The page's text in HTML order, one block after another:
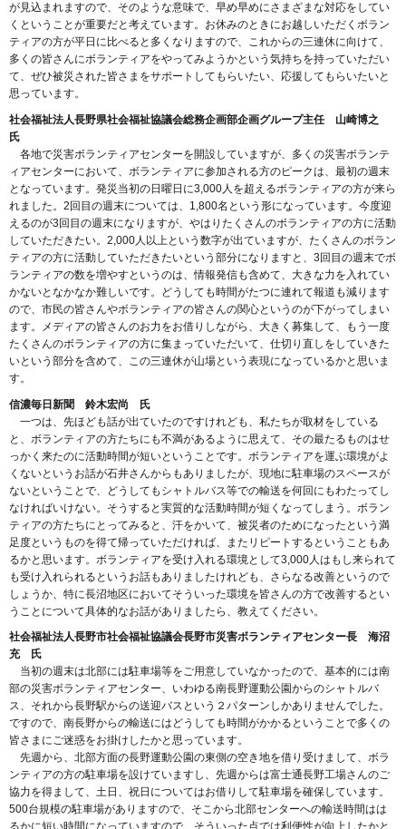
が見込まれますので、そのような意味で、早め早めにさまざまな対応をしてい
くということが重要だと考えています。お休みのときにお越しいただくボラン
ティアの方が平日に比べると多くなりますので、これからの三連休に向けて、
多くの皆さんにボランティアをやってみようかという気持ちを持っていただい
て、ぜひ被災された皆さまをサポートしてもらいたい、応援してもらいたいと
思っています。
社会福祉法人長野県社会福祉協議会総務企画部企画グループ主任 山崎博之
氏
各地で災害ボランティアセンターを開設していますが、多くの災害ボランテ
ィアセンターにおいて、ボランティアに参加される方のピークは、最初の週末
となっています。発災当初の日曜日に3,000人を超えるボランティアの方が来ら
れました。2回目の週末については、1,800名という形になっています。今度迎
えるのが3回目の週末になりますが、やはりたくさんのボランティアの方に活動
していただきたい。2,000人以上という数字が出ていますが、たくさんのボラン
ティアの方に活動していただきたいという部分になりますと、3回目の週末でボ
ランティアの数を増やすというのは、情報発信も含めて、大きな力を入れてい
かないとなかなか難しいです。どうしても時間がたつに連れて報道も減ります
ので、市民の皆さんやボランティアの皆さんの関心というのが下がってしまい
ます。メディアの皆さんのお力をお借りしながら、大きく募集して、もう一度
たくさんのボランティアの方に集まっていただいて、仕切り直しをしていきた
いという部分を含めて、この三連休が山場という表現になっているかと思いま
す。
信濃毎日新聞 鈴木宏尚 氏
一つは、先ほども話が出ていたのですけれども、私たちが取材をしている
と、ボランティアの方たちにも不満があるように思えて、その最たるものはせ
っかく来たのに活動時間が短いということです。ボランティアを運ぶ環境がよ
くないというお話が石井さんからもありましたが、現地に駐車場のスペースが
ないということで、どうしてもシャトルバス等での輸送を何回にもわたってし
なければいけない。そうすると実質的な活動時間が短くなってしまう。ボラン
ティアの方たちにとってみると、汗をかいて、被災者のためになったという満
足度というものを得て帰っていただければ、またリピートするということもあ
るかと思います。ボランティアを受け入れる環境として3,000人はもし来られて
も受け入れられるというお話もありましたけれども、さらなる改善というので
しょうか、特に長沼地区においてそういった環境を皆さんの方で改善するとい
うことについて具体的なお話がありましたら、教えてください。
社会福祉法人長野市社会福祉協議会長野市災害ボランティアセンター長 海沼
充 氏
当初の週末は北部には駐車場等をご用意していなかったので、基本的には南
部の災害ボランティアセンター、いわゆる南長野運動公園からのシャトルバ
ス、それから長野駅からの送迎バスという２パターンしかありませんでした。
ですので、南長野からの輸送にはどうしても時間がかかるということで多くの
皆さまにご迷惑をお掛けしたかと思っています。
先週から、北部方面の長野運動公園の東側の空き地を借り受けまして、ボラ
ンティアの方の駐車場を設けていますし、先週からは富士通長野工場さんのご
協力を得まして、土日、祝日についてはお借りして駐車場を確保しています。
500台規模の駐車場がありますので、そこから北部センターへの輸送時間はは